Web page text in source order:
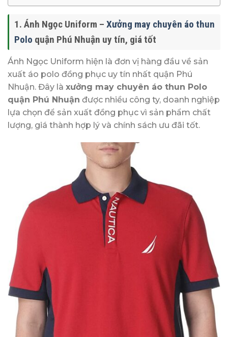
1. Ánh Ngọc Uniform – Xưởng may chuyên áo thun
Polo quận Phú Nhuận uy tín, giá tốt
Ánh Ngọc Uniform hiện là đơn vị hàng đầu về sản
xuất áo polo đồng phục uy tín nhất quận Phú
Nhuận. Đây là xưởng may chuyên áo thun Polo
quận Phú Nhuận được nhiều công ty, doanh nghiệp
lựa chọn để sản xuất đồng phục vì sản phẩm chất
lượng, giá thành hợp lý và chính sách ưu đãi tốt.